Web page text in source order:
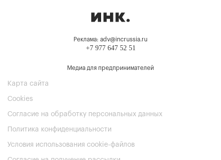
Реклама: adv@incrussia.ru
+7 977 647 52 51
Медиа для предпринимателей
Карта сайта
Cookies
Согласие на обработку персональных данных
Политика конфиденциальности
Условия использования cookie-файлов